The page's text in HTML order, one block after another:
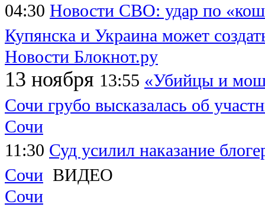
04:30 Новости СВО: удар по
Купянска и Украина может
Новости Блокнот.ру
13 ноября 13:55 «Убийцы и
Сочи грубо высказалась об
Сочи
11:30 Суд усилил наказание
Сочи ВИДЕО
Сочи